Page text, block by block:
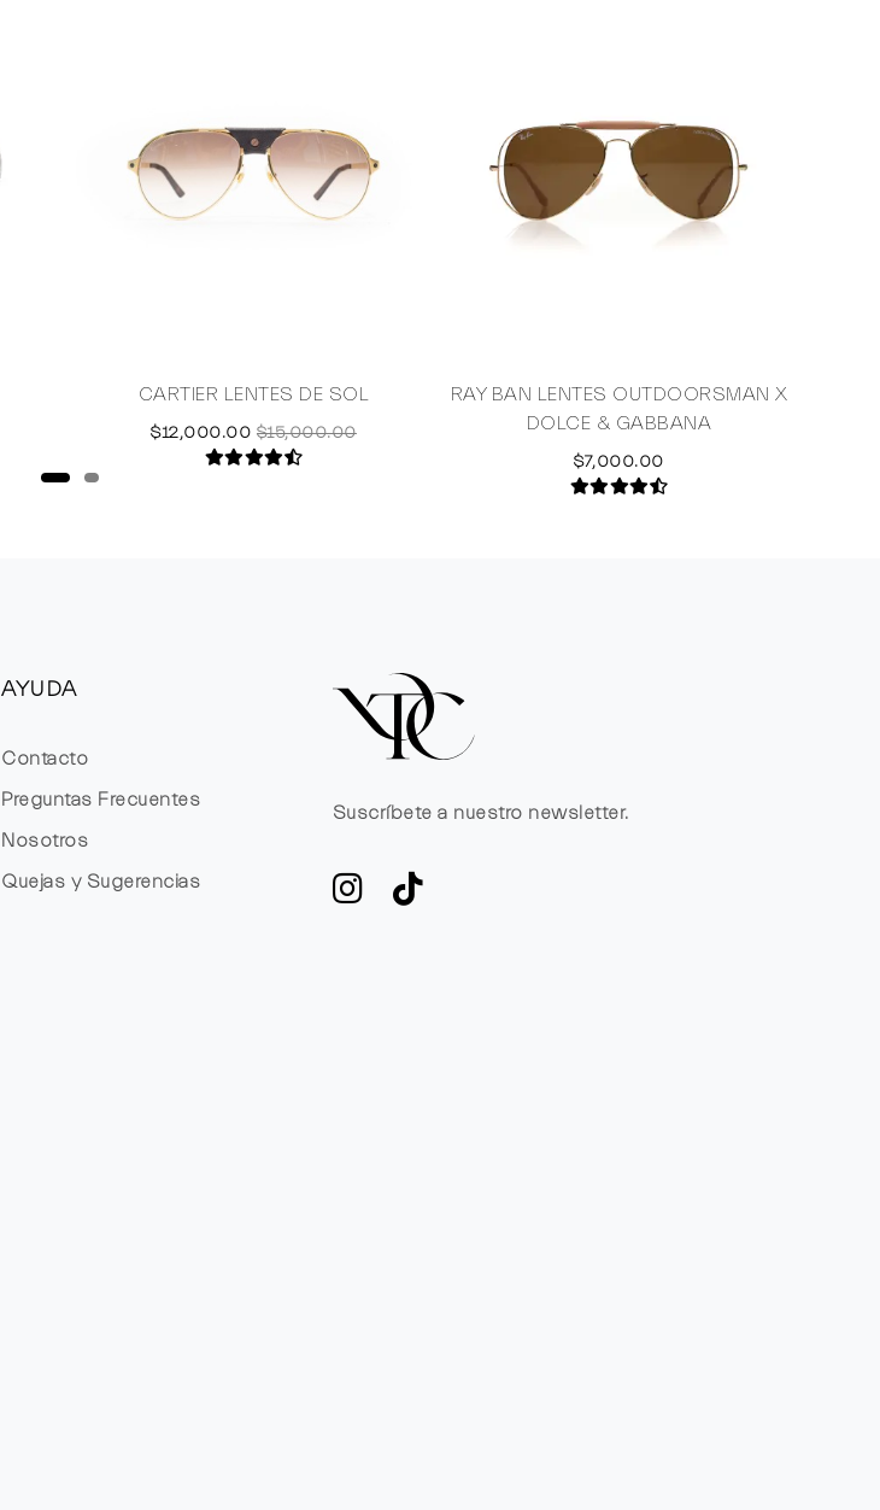
CARTIER LENTES DE SOL
$12,000.00 $15,000.00
RAY BAN LENTES OUTDOORSMAN X
DOLCE & GABBANA
$7,000.00
AYUDA
Contacto
Preguntas Frecuentes
Nosotros
Quejas y Sugerencias
Suscríbete a nuestro newsletter.